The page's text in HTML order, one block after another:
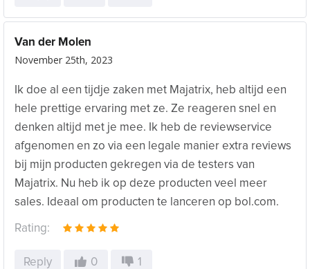
Van der Molen
November 25th, 2023
Ik doe al een tijdje zaken met Majatrix, heb altijd een
hele prettige ervaring met ze. Ze reageren snel en
denken altijd met je mee. Ik heb de reviewservice
afgenomen en zo via een legale manier extra reviews
bij mijn producten gekregen via de testers van
Majatrix. Nu heb ik op deze producten veel meer
sales. Ideaal om producten te lanceren op bol.com.
Rating:
Reply 0 1